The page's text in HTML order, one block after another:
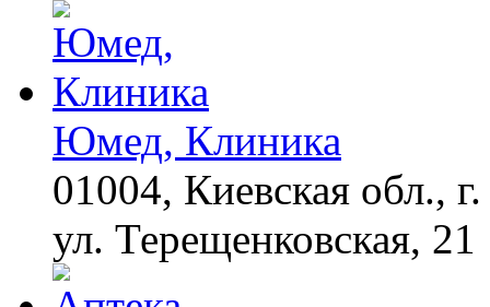
разъедает всю
грибковую заразу за
i
Ролик из Омска: вы
будете смеяться долго
i
Ролик длится пару
секунд, но вы будете в
Юмед, Клиника
01004, Киевская обл.,
ул. Терещенковская, 21